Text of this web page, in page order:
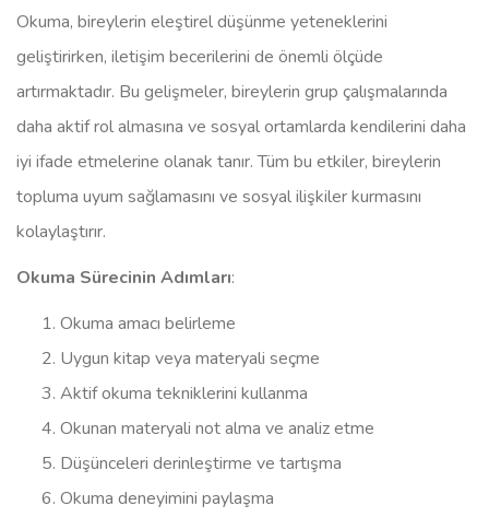
Okuma, bireylerin eleştirel düşünme yeteneklerini
geliştirirken, iletişim becerilerini de önemli ölçüde
artırmaktadır. Bu gelişmeler, bireylerin grup çalışmalarında
daha aktif rol almasına ve sosyal ortamlarda kendilerini daha
iyi ifade etmelerine olanak tanır. Tüm bu etkiler, bireylerin
topluma uyum sağlamasını ve sosyal ilişkiler kurmasını
kolaylaştırır.
Okuma Sürecinin Adımları:
Okuma amacı belirleme
Uygun kitap veya materyali seçme
Aktif okuma tekniklerini kullanma
Okunan materyali not alma ve analiz etme
Düşünceleri derinleştirme ve tartışma
Okuma deneyimini paylaşma